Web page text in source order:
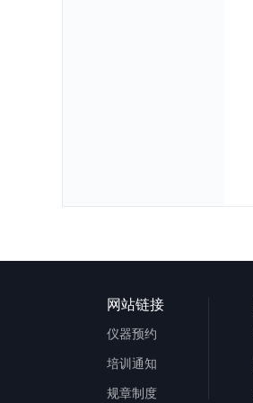
网站链接
仪器预约
培训通知
规章制度